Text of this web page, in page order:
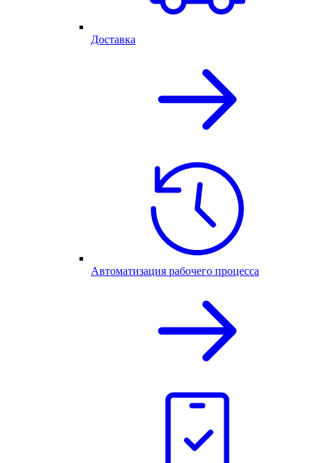
Доставка
Автоматизация рабочего процесса